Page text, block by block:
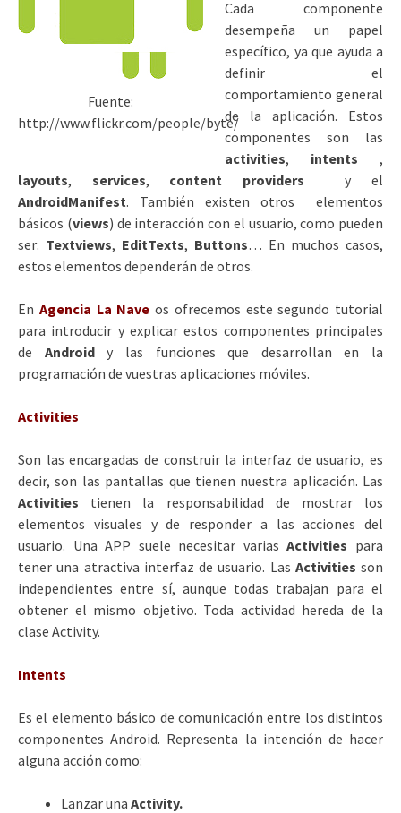
Fuente:
http://www.flickr.com/people/byte/
Cada componente
desempeña un papel
específico, ya que ayuda a
definir el
comportamiento general
de la aplicación. Estos
componentes son las
activities, intents ,
layouts, services, content providers
y el
AndroidManifest. También existen otros elementos
básicos (views) de interacción con el usuario, como pueden
ser: Textviews, EditTexts, Buttons… En muchos casos,
estos elementos dependerán de otros.
En Agencia La Nave os ofrecemos este segundo tutorial
para introducir y explicar estos componentes principales
de Androidy las funciones que desarrollan en la
programación de vuestras aplicaciones móviles.
Activities
Son las encargadas de construir la interfaz de usuario, es
decir, son las pantallas que tienen nuestra aplicación. Las
Activities tienen la responsabilidad de mostrar los
elementos visuales y de responder a las acciones del
usuario. Una APP suele necesitar variasActivities para
tener una atractiva interfaz de usuario. Las Activities son
independientes entre sí, aunque todas trabajan para el
obtener el mismo objetivo. Toda actividad hereda de la
clase Activity.
Intents
Es el elemento básico de comunicación entre los distintos
componentes Android. Representa la intención de hacer
alguna acción como:
Lanzar una Activity.